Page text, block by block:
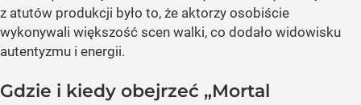
z atutów produkcji było to, że aktorzy osobiście
wykonywali większość scen walki, co dodało widowisku
autentyzmu i energii.
Gdzie i kiedy obejrzeć „Mortal